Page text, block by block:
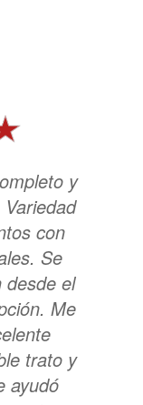
y
con
Se
desde el
Me
trato y
ayudó